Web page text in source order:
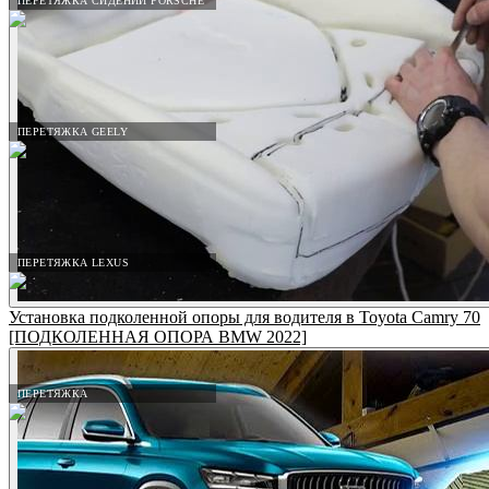
ПЕРЕТЯЖКА GEELY
ПЕРЕТЯЖКА LEXUS
ПЕРЕТЯЖКА
Установка подколенной опоры для водителя в Toyota Camry 70
[ПОДКОЛЕННАЯ ОПОРА BMW 2022]